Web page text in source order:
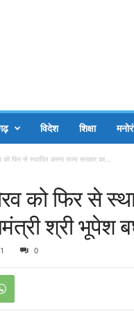
विदेश शिक्षा
को फिर से स्थापित करना राज्य सरकार का...
को फिर से
श्री भूपेश
0